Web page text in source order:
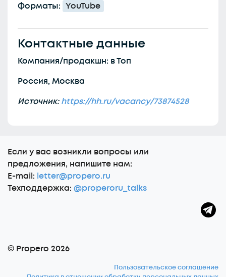
Форматы: YouTube
Контактные данные
Компания/продакшн: в Топ
Россия, Москва
Источник:https://hh.ru/vacancy/73874528
Еcли у вас возникли вопросы или
предложения, напишите нам:
E-mail: letter@propero.ru
Техподдержка: @properoru_talks
© Propero 2026
Пользовательское соглашение